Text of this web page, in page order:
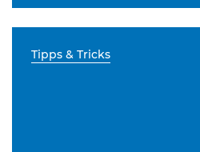
Tipps & Tricks